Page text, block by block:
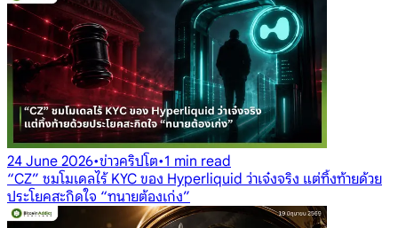
24 June 2026•ข่าวคริปโต•1 min read
“CZ” ชมโมเดลไร้ KYC ของ Hyperliquid ว่าเจ๋งจริง แต่ทิ้งท้ายด้วย
ประโยคสะกิดใจ “ทนายต้องเก่ง”